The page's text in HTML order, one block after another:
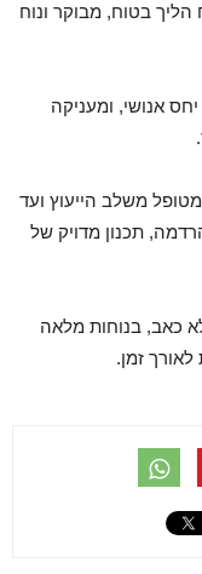
בטוח, מבוקר ונוח
אנושי, ומעניקה
משלב הייעוץ ועד
תכנון מדויק של
כאב, בנוחות מלאה
זמן.